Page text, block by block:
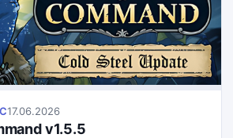
17.06.2026
v1.5.5